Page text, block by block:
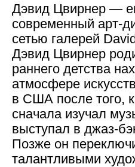
Дэвид Цвирнер —
современный арт-
сетью галерей
Дэвид Цвирнер
раннего детства
атмосфере
в США после того,
сначала изучал
выступал в джаз-
Позже он
талантливыми